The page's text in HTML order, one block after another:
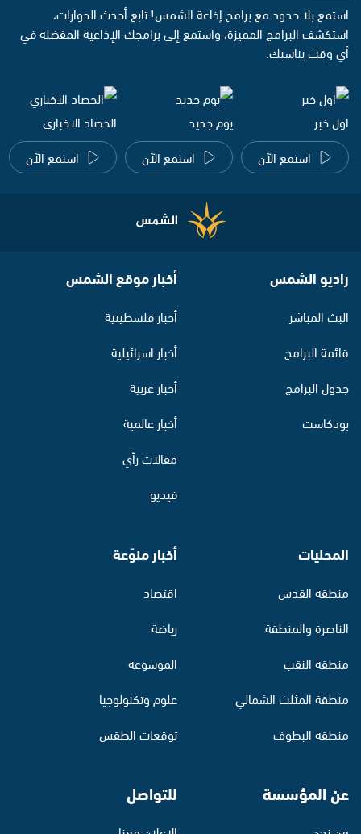
استمع بلا حدود مع برامج إذاعة الشمس! تابع أحدث الحوارات،
استكشف البرامج المميزة، واستمع إلى برامجك الإذاعية المفضلة في
أي وقت يناسبك.
اول خبر
استمع الآن
يوم جديد
استمع الآن
الحصاد الاخباري
استمع الآن
راديو الشمس
البث المباشر
قائمة البرامج
جدول البرامج
بودكاست
أخبار موقع الشمس
أخبار فلسطينية
أخبار اسرائيلية
أخبار عربية
أخبار عالمية
مقالات رأي
فيديو
المحليات
منطقة القدس
الناصرة والمنطقة
منطقة النقب
منطقة المثلث الشمالي
منطقة البطوف
أخبار منوّعة
اقتصاد
رياضة
الموسوعة
علوم وتكنولوجيا
توقعات الطقس
عن المؤسسة للتواصل